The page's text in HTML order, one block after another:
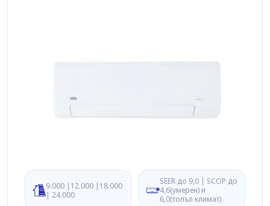
9.000 |12.000 |18.000
| 24.000
SEER до 9,0 | SCOP до
4,6(умерен) и
6,0(топъл климат)